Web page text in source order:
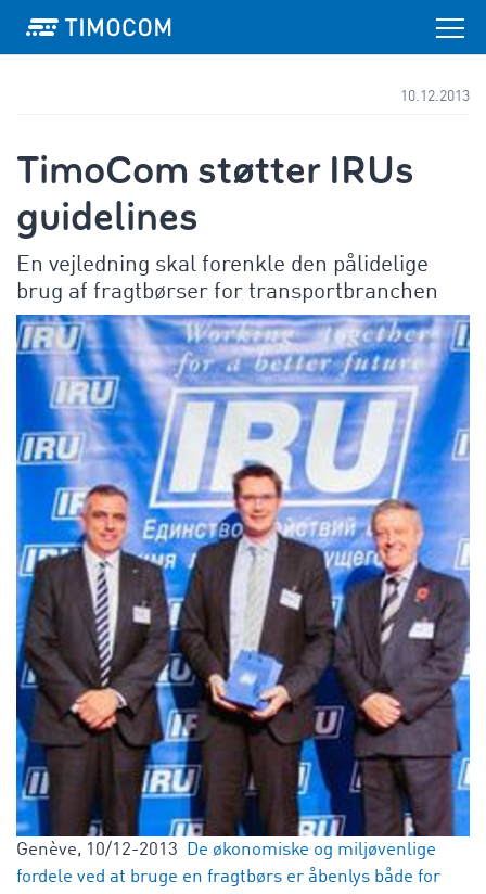
10.12.2013
TimoCom støtter IRUs
guidelines
En vejledning skal forenkle den pålidelige
brug af fragtbørser for transportbranchen
Genève, 10/12-2013
De økonomiske og miljøvenlige
fordele ved at bruge en fragtbørs er åbenlys både for